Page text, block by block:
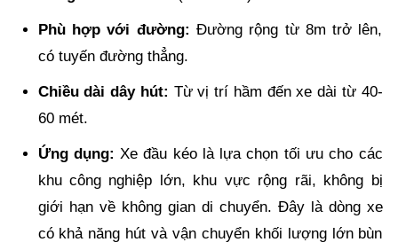
Phù hợp với đường: Đường rộng từ 8m trở lên,
có tuyến đường thẳng.
Chiều dài dây hút: Từ vị trí hầm đến xe dài từ 40-
60 mét.
Ứng dụng: Xe đầu kéo là lựa chọn tối ưu cho các
khu công nghiệp lớn, khu vực rộng rãi, không bị
giới hạn về không gian di chuyển. Đây là dòng xe
có khả năng hút và vận chuyển khối lượng lớn bùn